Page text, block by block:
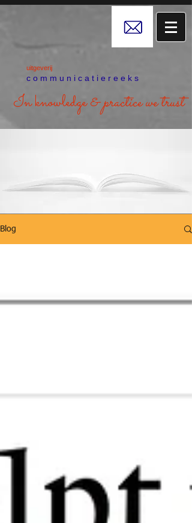
uitgeverij
c o m m u n i c a t i e r e e k s
In knowledge &practice we trust
Blog